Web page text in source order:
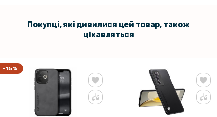
239 грн
299 грн
159 грн
199 грн
Протиударна гідрогелева плівка Hydrogel Film для Oppo Reno12 Pro
Покупці, які дивилися цей товар, також
цікавляться
-15%